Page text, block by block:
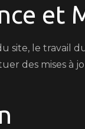
et
site, le travail
des mises à